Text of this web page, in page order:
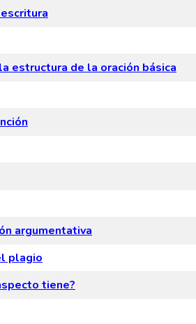
estructura de la oración básica
argumentativa
plagio
tiene?